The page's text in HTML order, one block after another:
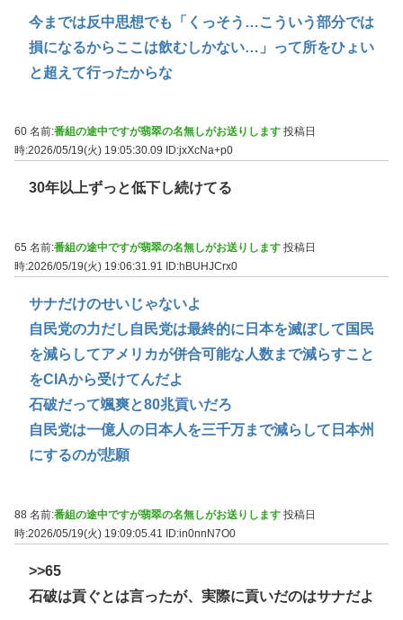
今までは反中思想でも「くっそう…こういう部分では
損になるからここは飲むしかない…」って所をひょい
と超えて行ったからな
60 名前:番組の途中ですが翡翠の名無しがお送りします 投稿日
時:2026/05/19(火) 19:05:30.09
ID:jxXcNa+p0
30年以上ずっと低下し続けてる
65 名前:番組の途中ですが翡翠の名無しがお送りします 投稿日
時:2026/05/19(火) 19:06:31.91
ID:hBUHJCrx0
サナだけのせいじゃないよ
自民党の力だし自民党は最終的に日本を滅ぼして国民
を減らしてアメリカが併合可能な人数まで減らすこと
をCIAから受けてんだよ
石破だって颯爽と80兆貢いだろ
自民党は一億人の日本人を三千万まで減らして日本州
にするのが悲願
88 名前:番組の途中ですが翡翠の名無しがお送りします 投稿日
時:2026/05/19(火) 19:09:05.41 ID:in0nnN7O0
>>65
石破は貢ぐとは言ったが、実際に貢いだのはサナだよ